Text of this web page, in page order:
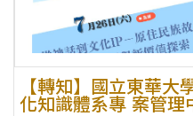
【轉知】國立東華大
化知識體系專 案管理